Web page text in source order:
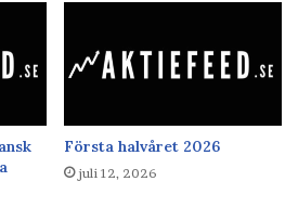
Första halvåret 2026
juli 12, 2026